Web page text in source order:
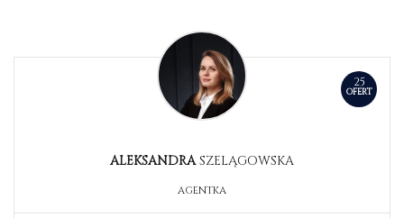
25
OFERT
ALEKSANDRASZELĄGOWSKA
AGENTKA